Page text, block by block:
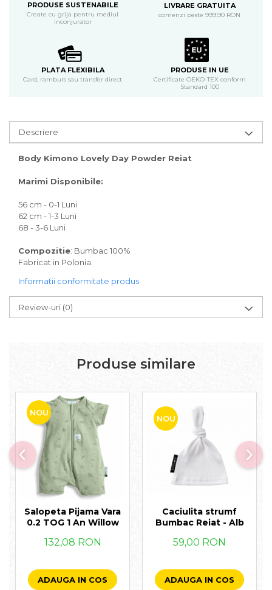
PRODUSE SUSTENABILE
Create cu grija pentru mediul
inconjurator
LIVRARE GRATUITA
comenzi peste 999.90 RON
PLATA FLEXIBILA
Card, ramburs sau transfer direct
PRODUSE IN UE
Certificate OEKO-TEX conform
Standard 100
Descriere
Body Kimono Lovely Day Powder Reiat
Marimi Disponibile:
56 cm - 0-1 Luni
62 cm - 1-3 Luni
68 - 3-6 Luni
Compozitie: Bumbac 100%
Fabricat in Polonia.
Informatii conformitate produs
Review-uri (0)
Produse similare
NOU
Salopeta Pijama Vara
0.2 TOG 1 An Willow
132,08 RON
ADAUGA IN COS
NOU
Caciulita strumf
Bumbac Reiat - Alb
59,00 RON
ADAUGA IN COS